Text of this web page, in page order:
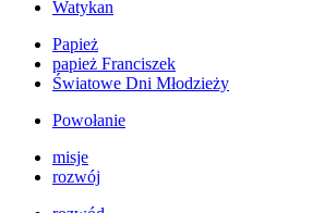
Watykan
Papież
papież Franciszek
Światowe Dni Młodzieży
Powołanie
misje
rozwój